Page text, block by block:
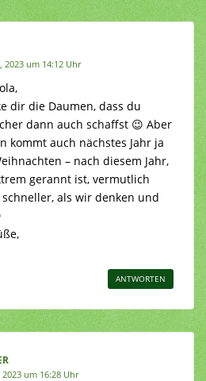
2023 um 14:12 Uhr
dir die Daumen, dass du
dann auch schaffst 😉 Aber
kommt auch nächstes Jahr ja
– nach diesem Jahr,
gerannt ist, vermutlich
als wir denken und
ANTWORTEN
um 16:28 Uhr